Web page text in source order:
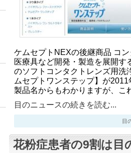
ケムセプトNEXの後継商品 コ
医療具など開発・製造を展開す
のソフトコンタクトレンズ用洗
ムセプトワンステップ】が
製品名からもわかりますが、
目のニュースの続きを読む...
目
花粉症患者の9割は目